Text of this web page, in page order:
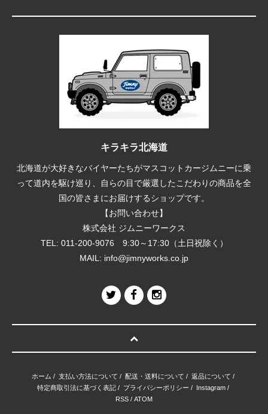
キラキラ北海道
北海道が大好きなバイヤーたちがマスコットカージムニーに乗
って道内を駆け巡り、自らの目で厳選したこだわりの商品を全
国の皆さまにお届けするショップです。
【お問い合わせ】
株式会社 ジムニーワークス
TEL: 011-200-9076 9:30～17:30（土日祝除く）
MAIL: info@jimnyworks.co.jp
ホーム / 支払い方法について / 配送・送料について / 返品について /
特定商取引法に基づく表記 / プライバシーポリシー / Instagram /
RSS / ATOM